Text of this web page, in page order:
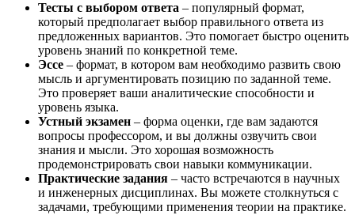
Тесты с выбором ответа – популярный формат,
который предполагает выбор правильного ответа из
предложенных вариантов. Это помогает быстро оценить
уровень знаний по конкретной теме.
Эссе – формат, в котором вам необходимо развить свою
мысль и аргументировать позицию по заданной теме.
Это проверяет ваши аналитические способности и
уровень языка.
Устный экзамен – форма оценки, где вам задаются
вопросы профессором, и вы должны озвучить свои
знания и мысли. Это хорошая возможность
продемонстрировать свои навыки коммуникации.
Практические задания – часто встречаются в научных
и инженерных дисциплинах. Вы можете столкнуться с
задачами, требующими применения теории на практике.